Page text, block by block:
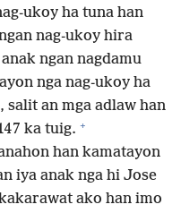
ukoy ha tuna han
nag-ukoy hira
ngan nagdamu
nga nag-ukoy ha
salit an mga adlaw han
ka tuig. +
han kamatayon
iya anak nga hi Jose
ako han imo